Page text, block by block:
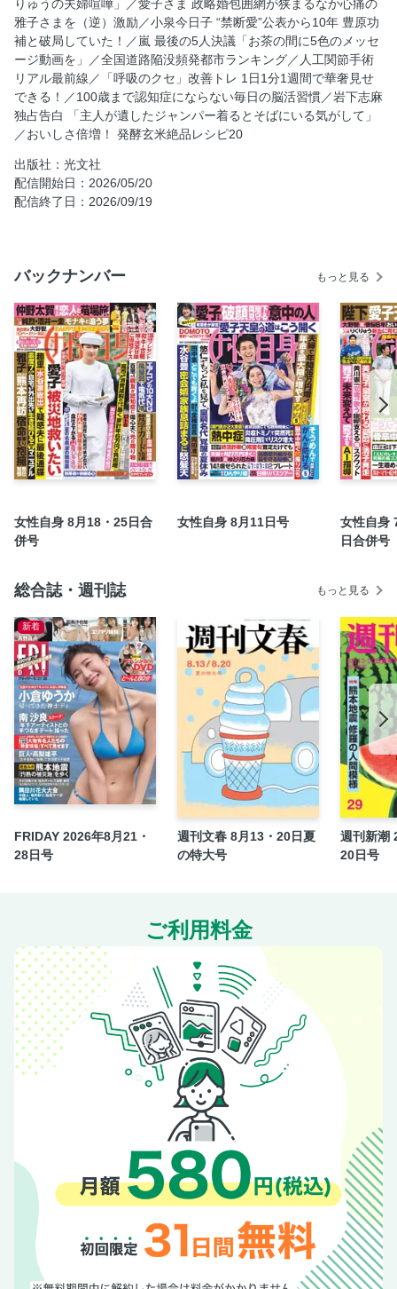
極意
目次
坂本花織 電撃婚決め手は「りくりゅうの夫婦喧嘩」
愛子さま 政略婚包囲網が狭まるなか心痛の雅子さまを
（逆）激励
天皇陛下 「分断は許さない」 6月歴訪二王国で異例演説へ
小泉今日子 “禁断愛”公表から10年 豊原功補と破局してい
た！
嵐 最後の5人決議「お茶の間に5色のメッセージ動画を」
涙のグアム旅行
健保法改正で「風邪の初診料が10割負担に！」
全国道路陥没頻発都市ランキング
「治らない花粉症」はダニアレルギーを疑え！
代理婚活 親vs.親の“値踏み”バトル壮絶ルポ
シリーズ人間 シンドラー社製エレベーター死亡事故遺族
市川正子さん
あの話題に読者の誌上投稿 THE 賛否両論
人工関節手術リアル最前線
女性自身の定期購読のご案内
指のこわばり放置すると手が変形する「メノポハンド」か
も！
100歳まで認知症にならない毎日の脳活習慣
歯がまた生える薬 京大発ベンチャーが開発中
子育て主婦が6年半で2000万円 やめたら貯まったNG行動9
岩下志麻 独占告白 「主人が遺したジャンパー着るとそばに
いる気がして」／次号予告
読者アンケート＆クイズに答えてGET！
おいしさ倍増！ 発酵玄米絶品レシピ20
女性自身SELECT
マンガ 「パンダのガドゥ」 Mr Tan
黒木華×野呂佳代 お笑いだってハズレなし対談
バンザイ！ SMAP、KinKi Kidsの次はB＆ZAIだ
糀みつ おすすめ発酵レシピ
お知らせ
【デジタル版限定】 皇室Diary ＆ 今週の会見NEWS
りゅうの夫婦喧嘩」／愛子さま 政略婚包囲網が狭まるなか心痛の
雅子さまを（逆）激励／小泉今日子 “禁断愛”公表から10年 豊原功
補と破局していた！／嵐 最後の5人決議「お茶の間に5色のメッセ
ージ動画を」／全国道路陥没頻発都市ランキング／人工関節手術
リアル最前線／「呼吸のクセ」改善トレ 1日1分1週間で華奢見せ
できる！／100歳まで認知症にならない毎日の脳活習慣／岩下志麻
独占告白 「主人が遺したジャンパー着るとそばにいる気がして」
／おいしさ倍増！ 発酵玄米絶品レシピ20
出版社：光文社
配信開始日：2026/05/20
配信終了日：2026/09/19
バックナンバー もっと見る
女性自身 8月18・25日合
併号
女性自身 8月11日号
女性自身
日合併号
総合誌・週刊誌 もっと見る
新着
FRIDAY 2026年8月21・
28日号
週刊文春 8月13・20日夏
の特大号
週刊新潮
20日号
ご利用料金